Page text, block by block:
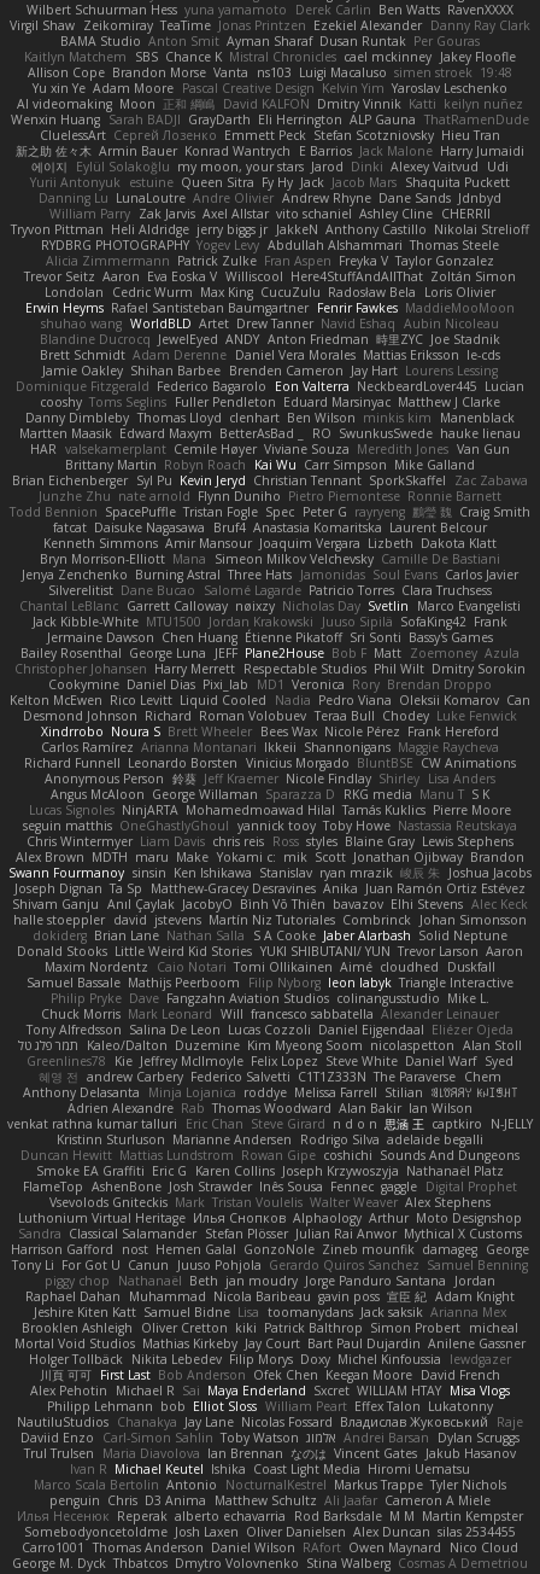
Wilbert Schuurman Hess yuna yamamoto Derek Carlin Ben Watts RavenXXXX
Virgil Shaw Zeikomiray TeaTime Jonas Printzen Ezekiel Alexander Danny Ray Clark
BAMA Studio Anton Smit Ayman Sharaf Dusan Runtak Per Gouras
Kaitlyn Matchem
SBS Chance K Mistral Chronicles cael mckinney Jakey Floofle
Allison Cope Brandon Morse Vanta ns103 Luigi Macaluso simen stroek 19:48
Yu xin Ye Adam Moore Pascal Creative Design Kelvin Yim Yaroslav Leschenko
AI videomaking Moon 正和 綱嶋 David KALFON Dmitry Vinnik Katti keilyn nuñez
Wenxin Huang Sarah BADJI GrayDarth Eli Herrington ALP Gauna ThatRamenDude
CluelessArt Cергей Лозенко Emmett Peck Stefan Scotzniovsky Hieu Tran
新之助 佐々木 Armin Bauer Konrad Wantrych E Barrios Jack Malone Harry Jumaidi
에이지
Eylül Solakoğlu my moon, your stars Jarod Dinki Alexey Vaitvud
Udi
Yurii Antonyuk
estuine Queen Sitra Fy Hy Jack Jacob Mars Shaquita Puckett
Danning Lu LunaLoutre Andre Olivier Andrew Rhyne Dane Sands Jdnbyd
William Parry Zak Jarvis Axel Allstar vito schaniel Ashley Cline CHERRII
Tryvon Pittman Heli Aldridge jerry biggs jr JakkeN Anthony Castillo Nikolai Strelioff
RYDBRG PHOTOGRAPHY Yogev Levy Abdullah Alshammari Thomas Steele
Alicia Zimmermann Patrick Zulke Fran Aspen Freyka V Taylor Gonzalez
Trevor Seitz Aaron Eva Eoska V Williscool Here4StuffAndAllThat Zoltán Simon
Londolan
Cedric Wurm Max King CucuZulu Radosław Bela
Loris Olivier
Erwin Heyms Rafael Santisteban Baumgartner Fenrir Fawkes MaddieMooMoon
shuhao wang WorldBLD Artet Drew Tanner Navid Eshaq Aubin Nicoleau
Blandine Ducrocq JewelEyed ANDY Anton Friedman 時里ZYC Joe Stadnik
Brett Schmidt Adam Derenne Daniel Vera Morales Mattias Eriksson le-cds
Jamie Oakley Shihan Barbee Brenden Cameron Jay Hart Lourens Lessing
Dominique Fitzgerald Federico Bagarolo Eon Valterra NeckbeardLover445 Lucian
cooshy Toms Seglins Fuller Pendleton Eduard Marsinyac Matthew J Clarke
Danny Dimbleby Thomas Lloyd clenhart Ben Wilson minkis kim
Manenblack
Martten Maasik Edward Maxym BetterAsBad _ RO SwunkusSwede hauke lienau
HAR valsekamerplant Cemile Høyer Viviane Souza Meredith Jones Van Gun
Brittany Martin Robyn Roach Kai Wu Carr Simpson Mike Galland
Brian Eichenberger Syl Pu Kevin Jeryd Christian Tennant SporkSkaffel
Zac Zabawa
Junzhe Zhu nate arnold Flynn Duniho Pietro Piemontese Ronnie Barnett
Todd Bennion SpacePuffle Tristan Fogle Spec Peter G rayryeng 鸝瑩 魏 Craig Smith
fatcat Daisuke Nagasawa Bruf4 Anastasia Komaritska Laurent Belcour
Kenneth Simmons Amir Mansour Joaquim Vergara Lizbeth Dakota Klatt
Bryn Morrison-Elliott Mana Simeon Milkov Velchevsky Camille De Bastiani
Jenya Zenchenko Burning Astral Three Hats Jamonidas Soul Evans Carlos Javier
Silverelitist Dane Bucao Salomé Lagarde Patricio Torres Clara Truchsess
Chantal LeBlanc Garrett Calloway nøixzy Nicholas Day Svetlin
Marco Evangelisti
Jack Kibble-White MTU1500 Jordan Krakowski Juuso Sipilä SofaKing42 Frank
Jermaine Dawson Chen Huang Étienne Pikatoff Sri Sonti Bassy's Games
Bailey Rosenthal George Luna JEFF Plane2House Bob F Matt Zoemoney Azula
Christopher Johansen Harry Merrett Respectable Studios Phil Wilt Dmitry Sorokin
Cookymine Daniel Dias Pixi_lab MD1 Veronica Rory Brendan Droppo
Kelton McEwen Rico Levitt Liquid Cooled Nadia Pedro Viana Oleksii Komarov Can
Desmond Johnson Richard Roman Volobuev Teraa Bull Chodey Luke Fenwick
Xindrrobo Noura S Brett Wheeler Bees Wax Nicole Pérez Frank Hereford
Carlos Ramírez Arianna Montanari Ikkeii Shannonigans Maggie Raycheva
Richard Funnell Leonardo Borsten Vinicius Morgado BluntBSE CW Animations
Anonymous Person 鈴葵 Jeff Kraemer Nicole Findlay Shirley Lisa Anders
Angus McAloon George Willaman Sparazza D RKG media Manu T S K
Lucas Signoles NinjARTA Mohamedmoawad Hilal Tamás Kuklics Pierre Moore
seguin matthis OneGhastlyGhoul yannick tooy Toby Howe Nastassia Reutskaya
Chris Wintermyer Liam Davis chris reis Ross styles Blaine Gray Lewis Stephens
Alex Brown MDTH maru Make Yokami c: mik Scott Jonathan Ojibway Brandon
Swann Fourmanoy sinsin Ken Ishikawa Stanislav ryan mrazik 峻辰 朱
Joshua Jacobs
Joseph Dignan Ta Sp Matthew-Gracey Desravines Anika Juan Ramón Ortiz Estévez
Shivam Ganju Anıl Çaylak JacobyO Bình Võ Thiên bavazov Elhi Stevens Alec Keck
halle stoeppler david jstevens Martín Niz Tutoriales Combrinck Johan Simonsson
dokiderg Brian Lane Nathan Salla S A Cooke Jaber Alarbash Solid Neptune
Donald Stooks Little Weird Kid Stories YUKI SHIBUTANI/ YUN Trevor Larson Aaron
Maxim Nordentz
Caio Notari Tomi Ollikainen Aimé cloudhed
Duskfall
Samuel Bassale Mathijs Peerboom Filip Nyborg leon labyk Triangle Interactive
Philip Pryke Dave Fangzahn Aviation Studios colinangusstudio Mike L.
Chuck Morris Mark Leonard Will francesco sabbatella Alexander Leinauer
Tony Alfredsson Salina De Leon Lucas Cozzoli Daniel Eijgendaal Eliézer Ojeda
תמר פלג טל
Kaleo/Dalton Duzemine Kim Myeong Soom nicolaspetton Alan Stoll
Greenlines78
Kie Jeffrey McIlmoyle Felix Lopez Steve White Daniel Warf Syed
혜영 전 andrew Carbery Federico Salvetti C1T1Z333N The Paraverse Chem
Anthony Delasanta
Minja Lojanica roddye Melissa Farrell Stilian ꌃ꒒ꀎꋪꋪꌩ ꀘꈤꀤꁅꃅ꓄
Adrien Alexandre Rab Thomas Woodward Alan Bakir Ian Wilson
venkat rathna kumar talluri
Eric Chan Steve Girard n d o n 思涵 王 captkiro
N-JELLY
Kristinn Sturluson Marianne Andersen Rodrigo Silva adelaide begalli
Duncan Hewitt Mattias Lundstrom Rowan Gipe coshichi Sounds And Dungeons
Smoke EA Graffiti Eric G Karen Collins Joseph Krzywoszyja Nathanaël Platz
FlameTop AshenBone Josh Strawder Inês Sousa Fennec gaggle Digital Prophet
Vsevolods Gniteckis Mark Tristan Voulelis Walter Weaver Alex Stephens
Luthonium Virtual Heritage Илья Снопков Alphaology Arthur Moto Designshop
Sandra Classical Salamander Stefan Plösser Julian Rai Anwor Mythical X Customs
Harrison Gafford
nost Hemen Galal GonzoNole Zineb mounfik damageg George
Tony Li For Got U Canun Juuso Pohjola Gerardo Quiros Sanchez Samuel Benning
piggy chop
Nathanaël Beth jan moudry Jorge Panduro Santana
Jordan
Raphael Dahan
Muhammad Nicola Baribeau gavin poss 宣臣 紀 Adam Knight
Jeshire Kiten Katt Samuel Bidne Lisa toomanydans Jack saksik Arianna Mex
Brooklen Ashleigh
Oliver Cretton kiki Patrick Balthrop Simon Probert micheal
Mortal Void Studios Mathias Kirkeby Jay Court Bart Paul Dujardin Anilene Gassner
Holger Tollbäck Nikita Lebedev Filip Morys Doxy Michel Kinfoussia
lewdgazer
川頁 可可 First Last Bob Anderson Ofek Chen Keegan Moore David French
Alex Pehotin
Michael R Sai Maya Enderland Sxcret WILLIAM HTAY Misa Vlogs
Philipp Lehmann bob Elliot Sloss William Peart Effex Talon Lukatonny
NautiluStudios Chanakya Jay Lane Nicolas Fossard Владислав Жуковський
Raje
Daviid Enzo
Carl-Simon Sahlin Toby Watson אלמוג Andrei Barsan
Dylan Scruggs
Trul Trulsen
Maria Diavolova Ian Brennan なのは Vincent Gates Jakub Hasanov
Ivan R Michael Keutel Ishika Coast Light Media Hiromi Uematsu
Marco Scala Bertolin Antonio NocturnalKestrel Markus Trappe Tyler Nichols
penguin Chris D3 Anima Matthew Schultz Ali Jaafar Cameron A Miele
Илья Несенюк Reperak alberto echavarria Rod Barksdale M M Martin Kempster
Somebodyoncetoldme Josh Laxen Oliver Danielsen Alex Duncan silas 2534455
Carro1001
Thomas Anderson Daniel Wilson RAfort Owen Maynard
Nico Cloud
George M. Dyck Thbatcos Dmytro Volovnenko Stina Walberg Cosmas A Demetriou